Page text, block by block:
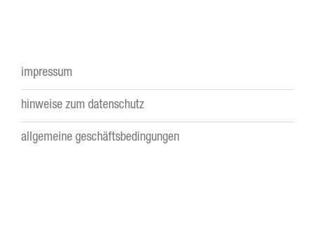
Footer
menu
impressum
hinweise zum datenschutz
allgemeine geschäftsbedingungen